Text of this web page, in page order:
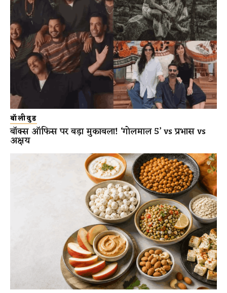
बॉलीवुड
बॉक्स ऑफिस पर बड़ा मुकाबला! ‘गोलमाल 5’ vs प्रभास vs
अक्षय